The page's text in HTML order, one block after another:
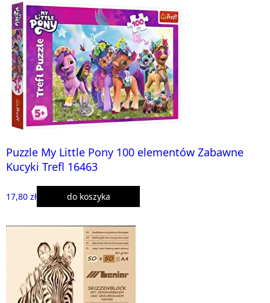
Puzzle My Little Pony 100 elementów Zabawne
Kucyki Trefl 16463
17,80 zł do koszyka